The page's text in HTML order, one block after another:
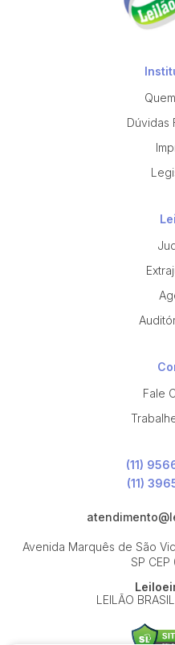
Dúvidas
Fale
(11)
(11)
Avenida Marquês de São
SP CEP
LEILÃO